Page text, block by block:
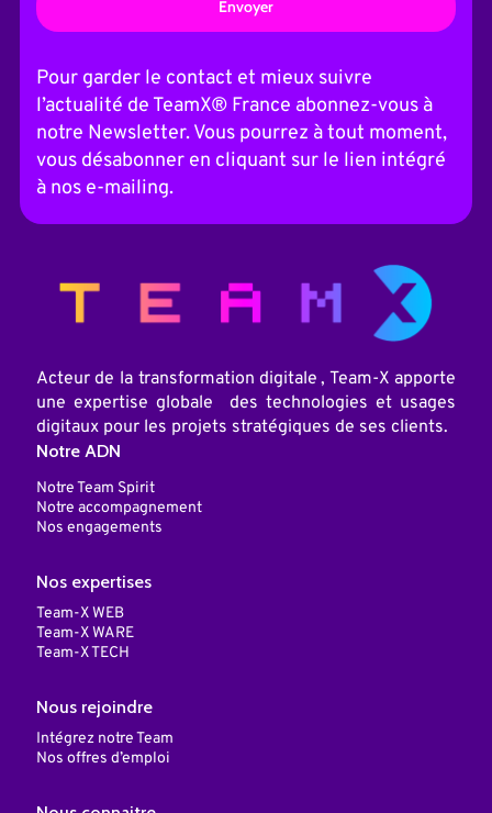
t
e
r
n
t
i
v
Pour garder le contact et mieux suivre
l’actualité de TeamX® France abonnez-vous à
notre Newsletter. Vous pourrez à tout moment,
vous désabonner en cliquant sur le lien intégré
à nos e-mailing.
Acteur de la transformation digitale , Team-X apporte
une expertise globale des technologies et usages
digitaux pour les projets stratégiques de ses clients.
Notre ADN
Notre Team Spirit
Notre accompagnement
Nos engagements
Nos expertises
Team-X WEB
Team-X WARE
Team-X TECH
Nous rejoindre
Intégrez notre Team
Nos offres d’emploi